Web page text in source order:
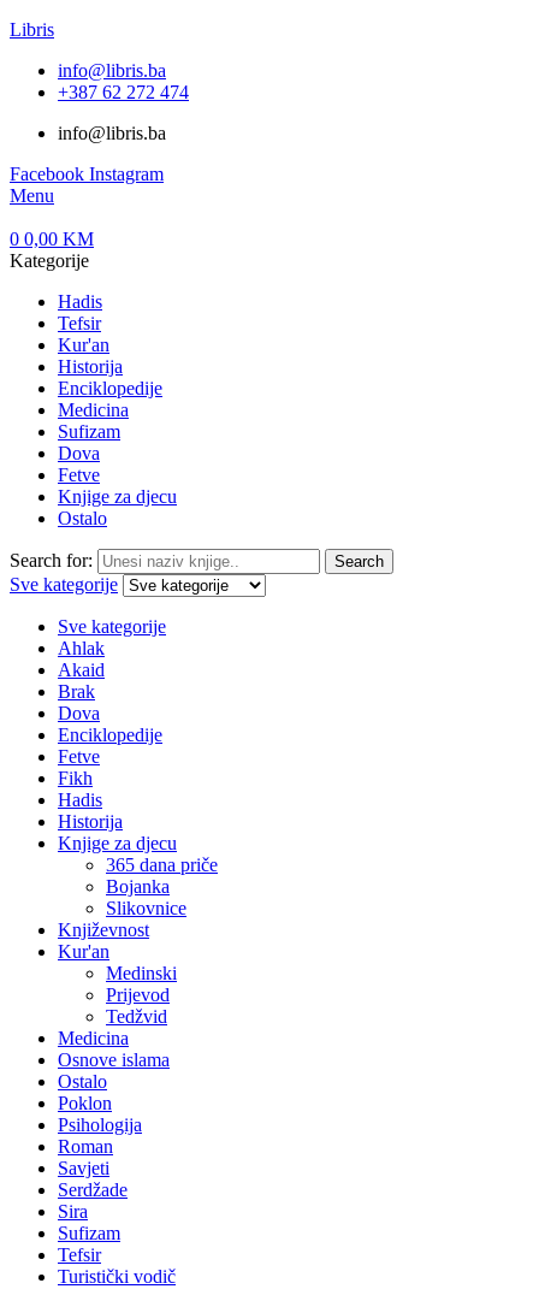
Libris
info@libris.ba
+387 62 272 474​
info@libris.ba
Facebook Instagram
Menu
0 0,00 KM
Kategorije
Hadis
Tefsir
Kur'an
Historija
Enciklopedije
Medicina
Sufizam
Dova
Fetve
Knjige za djecu
Ostalo
Search for: Search
Sve kategorije
Sve kategorije
Ahlak
Akaid
Brak
Dova
Enciklopedije
Fetve
Fikh
Hadis
Historija
Knjige za djecu
365 dana priče
Bojanka
Slikovnice
Književnost
Kur'an
Medinski
Prijevod
Tedžvid
Medicina
Osnove islama
Ostalo
Poklon
Psihologija
Roman
Savjeti
Serdžade
Sira
Sufizam
Tefsir
Turistički vodič